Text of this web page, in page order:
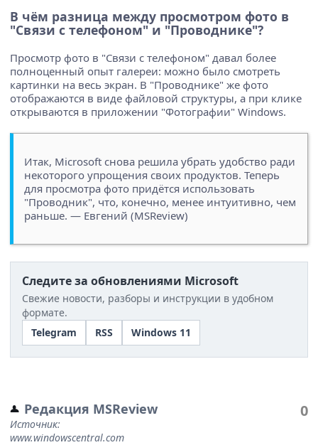
В чём разница между просмотром фото в
"Связи с телефоном" и "Проводнике"?
Просмотр фото в "Связи с телефоном" давал более
полноценный опыт галереи: можно было смотреть
картинки на весь экран. В "Проводнике" же фото
отображаются в виде файловой структуры, а при клике
открываются в приложении "Фотографии" Windows.
Итак, Microsoft снова решила убрать удобство ради
некоторого упрощения своих продуктов. Теперь
для просмотра фото придётся использовать
"Проводник", что, конечно, менее интуитивно, чем
раньше. — Евгений (MSReview)
Следите за обновлениями Microsoft
Свежие новости, разборы и инструкции в удобном
формате.
Telegram
RSS Windows 11
Редакция MSReview
Источник:
www.windowscentral.com
0